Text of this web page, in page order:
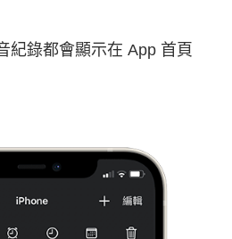
紀錄都會顯示在 App 首頁